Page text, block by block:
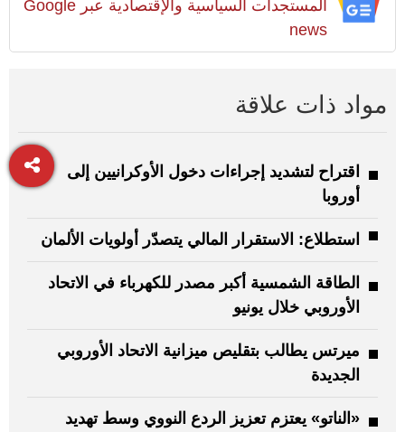
المستجدات السياسية والإقتصادية عبر Google
news
مواد ذات علاقة
اقتراح لتشديد إجراءات دخول الأوكرانيين إلى
أوروبا
استطلاع: الاستقرار المالي يتصدّر أولويات الألمان
الطاقة الشمسية أكبر مصدر للكهرباء في الاتحاد
الأوروبي خلال يونيو
ميرتس يطالب بتقليص ميزانية الاتحاد الأوروبي
الجديدة
«الناتو» يعتزم تعزيز الردع النووي وسط تهديد